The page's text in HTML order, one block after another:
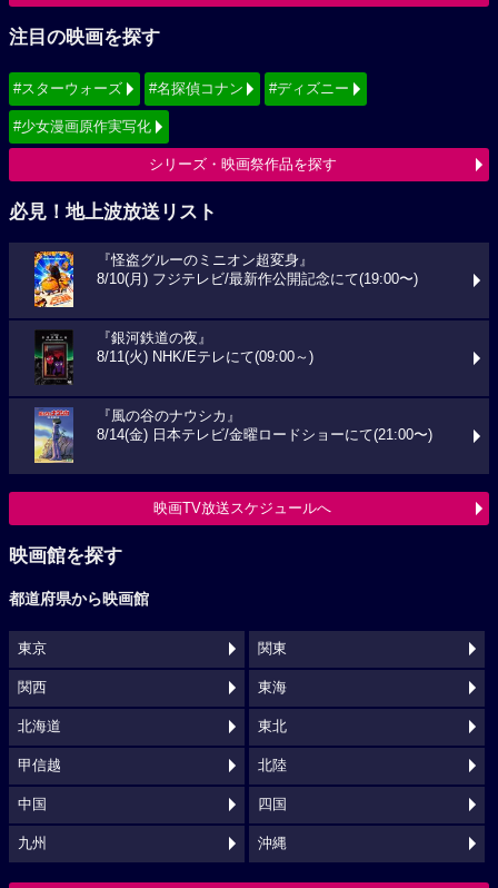
注目の映画を探す
#スターウォーズ #名探偵コナン #ディズニー
#少女漫画原作実写化
シリーズ・映画祭作品を探す
必見！地上波放送リスト
『怪盗グルーのミニオン超変身』
8/10(月) フジテレビ/最新作公開記念にて(19:00〜)
『銀河鉄道の夜』
8/11(火) NHK/Eテレにて(09:00～)
『風の谷のナウシカ』
8/14(金) 日本テレビ/金曜ロードショーにて(21:00〜)
映画TV放送スケジュールへ
映画館を探す
都道府県から映画館
東京 関東
関西 東海
北海道 東北
甲信越 北陸
中国 四国
九州 沖縄